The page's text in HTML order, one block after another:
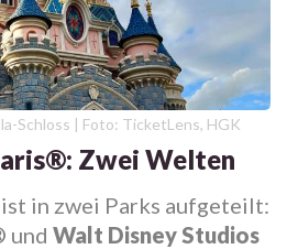
Schloss | Foto: TicketLens, HGK
Zwei Welten
in zwei Parks aufgeteilt:
und Walt Disney Studios